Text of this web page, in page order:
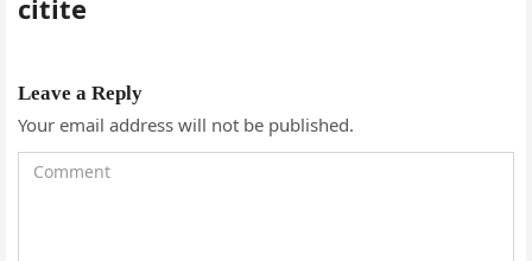
citite
Leave a Reply
Your email address will not be published.